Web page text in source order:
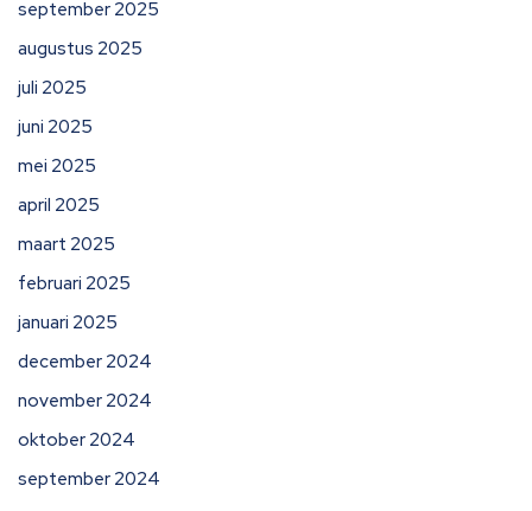
september 2025
augustus 2025
juli 2025
juni 2025
mei 2025
april 2025
maart 2025
februari 2025
januari 2025
december 2024
november 2024
oktober 2024
september 2024